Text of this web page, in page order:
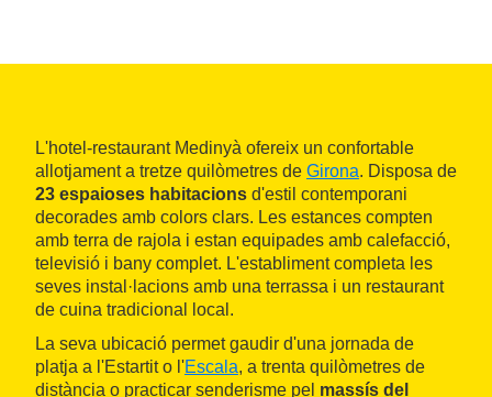
L'hotel-restaurant Medinyà ofereix un confortable
allotjament a tretze quilòmetres de Girona. Disposa de
23 espaioses habitacions d'estil contemporani
decorades amb colors clars. Les estances compten
amb terra de rajola i estan equipades amb calefacció,
televisió i bany complet. L'establiment completa les
seves instal·lacions amb una terrassa i un restaurant
de cuina tradicional local.
La seva ubicació permet gaudir d'una jornada de
platja a l'Estartit o l'Escala, a trenta quilòmetres de
distància o practicar senderisme pel massís del